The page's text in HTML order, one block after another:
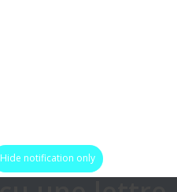
Hide notification only